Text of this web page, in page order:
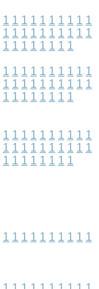
1 1 1 1 1 1 1 1 1 1
1 1 1 1 1 1 1 1 1 1
1 1 1 1 1 1 1 1
1 1 1 1 1 1 1 1 1 1
1 1 1 1 1 1 1 1 1 1
1 1 1 1 1 1 1 1
1 1 1 1 1 1 1 1 1 1
1 1 1 1 1 1 1 1 1 1
1 1 1 1 1 1 1 1
1 1 1 1 1 1 1 1 1 1